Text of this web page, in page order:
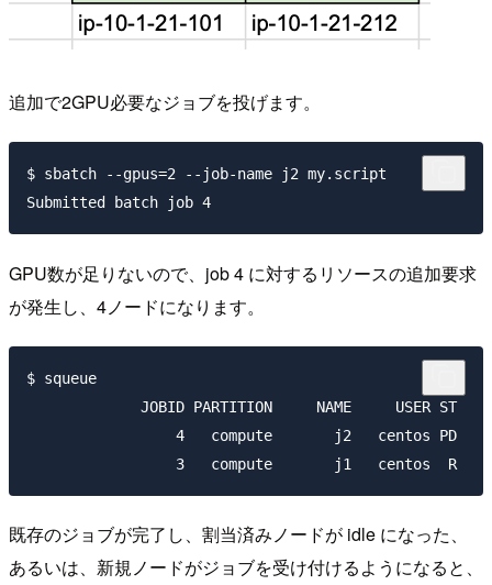
追加で2GPU必要なジョブを投げます。
$ sbatch --gpus=2 --job-name j2 my.script
GPU数が足りないので、job 4 に対するリソースの追加要求
が発生し、4ノードになります。
$ squeue
JOBID PARTITION     NAME     USER ST
4   compute       j2   centos PD
既存のジョブが完了し、割当済みノードが idle になった、
あるいは、新規ノードがジョブを受け付けるようになると、